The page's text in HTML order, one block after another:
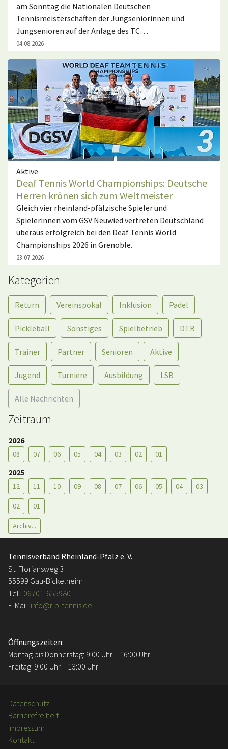
am Sonntag die Nationalen Deutschen
Tennismeisterschaften der Jungseniorinnen und
Jungsenioren auf der Anlage des TC…
04.08.2026
Aktive
Deaf Tennis World Championships: Deutsche
Herren krönen sich zum Weltmeister
Gleich vier rheinland-pfälzische Spieler und
Spielerinnen vom GSV Neuwied vertreten Deutschland
überaus erfolgreich bei den Deaf Tennis World
Championships 2026 in Grenoble.
23.07.2026
Kategorien
Return Vereinspokal Inklusion Padel
Pickleball Sonstiges Spielbetrieb DTB
Trainer Partner Senioren Aktive
Jugend Turniere Ausbildung LSB
Alle Nachrichten
Zeitraum
2026
08 07 06 05 04 03 02 01
2025
12 11 10 09 08 07 06 05 04 03
02 01
Archiv...
Tennisverband Rheinland-Pfalz e. V.
St. Floriansweg 3
55599 Gau-Bickelheim
Tel.: 06701-655980
E-Mail: info@rlp-tennis.de
Öffnungszeiten:
Montag bis Donnerstag: 9:00 Uhr – 16:00 Uhr
Freitag: 9:00 Uhr – 13:00 Uhr
Datenschutz
Barrierefreiheit
Impressum
Kontakt